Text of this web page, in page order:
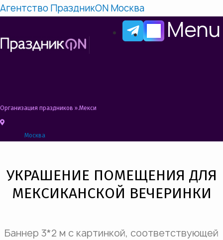
Агентство ПраздникON Москва
Menu
Организация праздников »Мексиканская вечеринка Сценарий, Конкурсы,
Москва
УКРАШЕНИЕ ПОМЕЩЕНИЯ ДЛЯ
МЕКСИКАНСКОЙ ВЕЧЕРИНКИ
Баннер 3*2 м с картинкой, соответствующей